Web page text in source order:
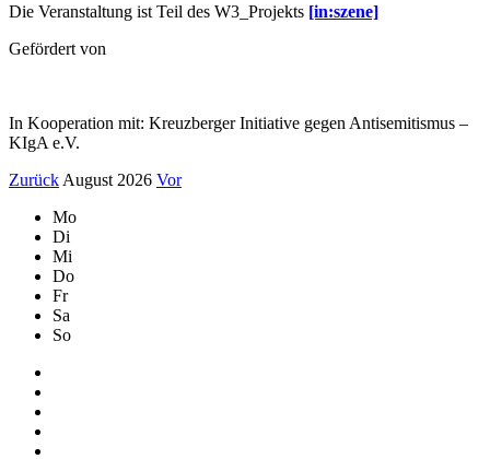
Die Veranstaltung ist Teil des W3_Projekts [in:szene]
Gefördert von
In Kooperation mit: Kreuzberger Initiative gegen Antisemitismus –
KIgA e.V.
Zurück August 2026 Vor
Mo
Di
Mi
Do
Fr
Sa
So